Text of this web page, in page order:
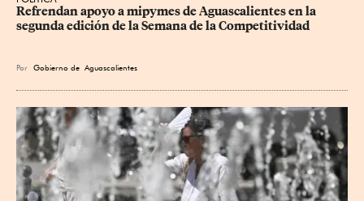
Refrendan apoyo a mipymes de Aguascalientes en la
segunda edición de la Semana de la Competitividad
Por Gobierno de Aguascalientes